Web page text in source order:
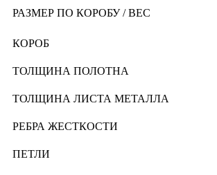
РАЗМЕР ПО КОРОБУ / ВЕС
КОРОБ
ТОЛЩИНА ПОЛОТНА
ТОЛЩИНА ЛИСТА МЕТАЛЛА
РЕБРА ЖЕСТКОСТИ
ПЕТЛИ